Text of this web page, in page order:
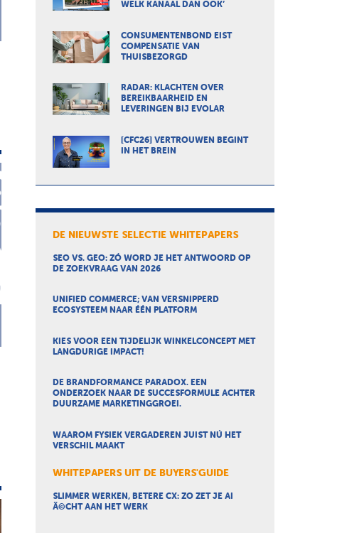
WELK KANAAL DAN OOK’
CONSUMENTENBOND EIST
COMPENSATIE VAN
THUISBEZORGD
RADAR: KLACHTEN OVER
BEREIKBAARHEID EN
LEVERINGEN BIJ EVOLAR
[CFC26] VERTROUWEN BEGINT
IN HET BREIN
DE NIEUWSTE SELECTIE WHITEPAPERS
SEO VS. GEO: ZÓ WORD JE HET ANTWOORD OP
DE ZOEKVRAAG VAN 2026
UNIFIED COMMERCE; VAN VERSNIPPERD
ECOSYSTEEM NAAR ÉÉN PLATFORM
KIES VOOR EEN TIJDELIJK WINKELCONCEPT MET
LANGDURIGE IMPACT!
DE BRANDFORMANCE PARADOX. EEN
ONDERZOEK NAAR DE SUCCESFORMULE ACHTER
DUURZAME MARKETINGGROEI.
WAAROM FYSIEK VERGADEREN JUIST NÚ HET
VERSCHIL MAAKT
WHITEPAPERS UIT DE BUYERS'GUIDE
SLIMMER WERKEN, BETERE CX: ZO ZET JE AI
Ã©CHT AAN HET WERK